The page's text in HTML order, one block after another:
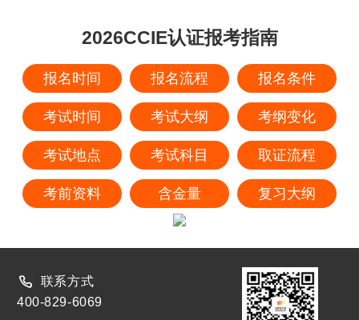
2026CCIE认证报考指南
报名时间 报名流程 报名条件
考试时间 考试大纲 考纲变化
考试地点 考试科目 取证流程
考前资料 含金量 复习大纲
联系方式
400-829-6069